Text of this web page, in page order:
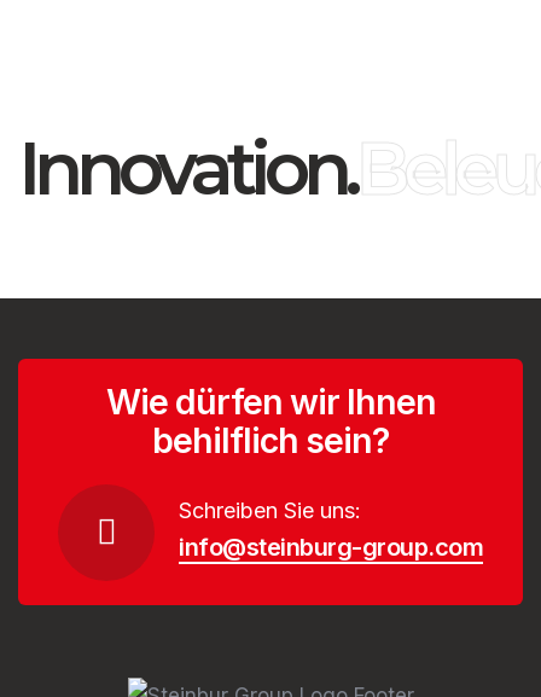
Innovation.
Wie dürfen wir Ihnen
behilflich sein?
Schreiben Sie uns:
info@steinburg-group.com